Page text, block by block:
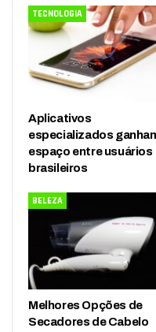
TECNOLOGIA
Aplicativos
especializados
espaço entre usuários
brasileiros
BELEZA
Melhores Opções de
Secadores de Cabelo